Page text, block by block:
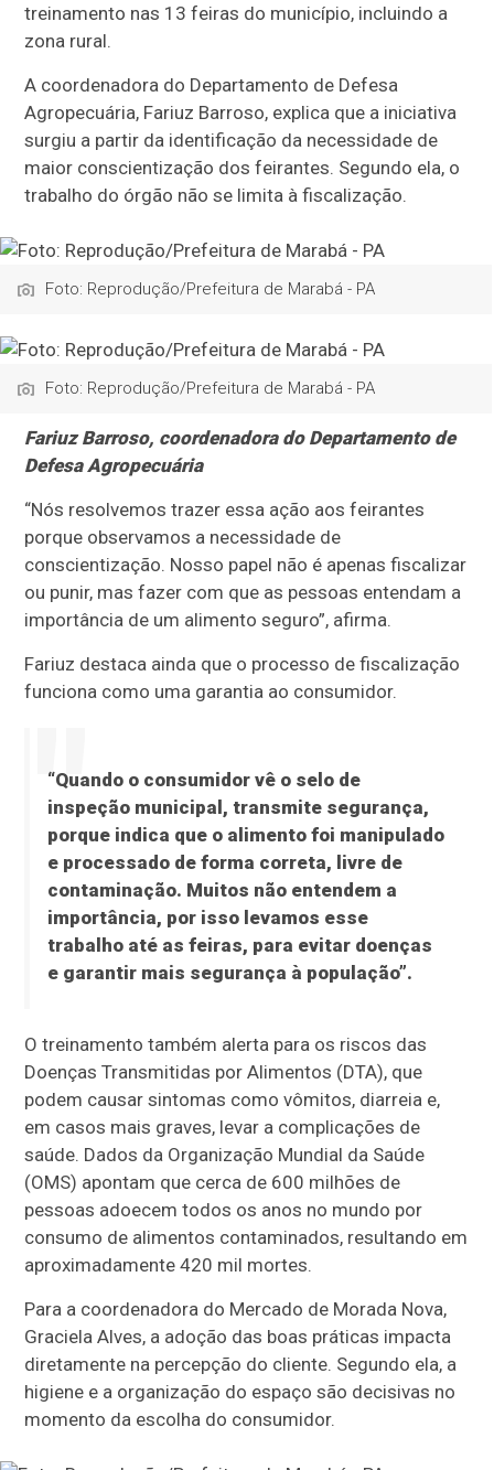
treinamento nas 13 feiras do município, incluindo a
zona rural.
A coordenadora do Departamento de Defesa
Agropecuária, Fariuz Barroso, explica que a iniciativa
surgiu a partir da identificação da necessidade de
maior conscientização dos feirantes. Segundo ela, o
trabalho do órgão não se limita à fiscalização.
Foto: Reprodução/Prefeitura de Marabá - PA
Foto: Reprodução/Prefeitura de Marabá - PA
Fariuz Barroso, coordenadora do Departamento de
Defesa Agropecuária
“Nós resolvemos trazer essa ação aos feirantes
porque observamos a necessidade de
conscientização. Nosso papel não é apenas fiscalizar
ou punir, mas fazer com que as pessoas entendam a
importância de um alimento seguro”, afirma.
Fariuz destaca ainda que o processo de fiscalização
funciona como uma garantia ao consumidor.
“Quando o consumidor vê o selo de
inspeção municipal, transmite segurança,
porque indica que o alimento foi manipulado
e processado de forma correta, livre de
contaminação. Muitos não entendem a
importância, por isso levamos esse
trabalho até as feiras, para evitar doenças
e garantir mais segurança à população”.
O treinamento também alerta para os riscos das
Doenças Transmitidas por Alimentos (DTA), que
podem causar sintomas como vômitos, diarreia e,
em casos mais graves, levar a complicações de
saúde. Dados da Organização Mundial da Saúde
(OMS) apontam que cerca de 600 milhões de
pessoas adoecem todos os anos no mundo por
consumo de alimentos contaminados, resultando em
aproximadamente 420 mil mortes.
Para a coordenadora do Mercado de Morada Nova,
Graciela Alves, a adoção das boas práticas impacta
diretamente na percepção do cliente. Segundo ela, a
higiene e a organização do espaço são decisivas no
momento da escolha do consumidor.